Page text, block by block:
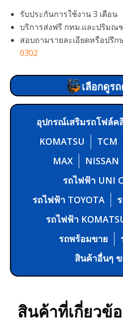
รับประกันการใช้งาน 3 เดือน
บริการส่งฟรี กทม.และปริมณ
สอบถามรายละเอียดหรือปรึก
0302
เลือกดูร
อุปกรณ์เสริมรถโฟล์ค
KOMATSU
TCM
MAX
NISSAN
รถไฟฟ้า UNI
รถไฟฟ้า TOYOTA
รถไฟฟ้า
รถพร้อมขาย
สินค้าอื่นๆ
สินค้าที่เกี่ยวข้